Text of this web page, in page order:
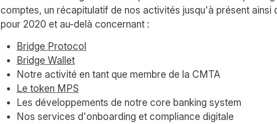
comptes, un récapitulatif de nos activités jusqu'à présent ainsi
pour 2020 et au-delà concernant :
Bridge Protocol
Bridge Wallet
Notre activité en tant que membre de la CMTA
Le token MPS
Les développements de notre core banking system
Nos services d'onboarding et compliance digitale